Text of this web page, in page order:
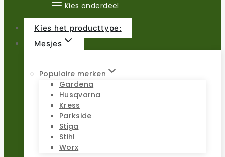
Kies onderdeel
Kies het producttype:
Mesjes
Populaire merken
Gardena
Husqvarna
Kress
Parkside
Stiga
Stihl
Worx